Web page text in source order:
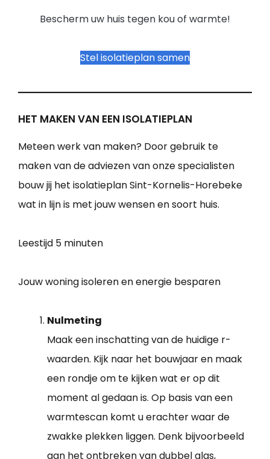
Bescherm uw huis tegen kou of warmte!
Stel isolatieplan samen
HET MAKEN VAN EEN ISOLATIEPLAN
Meteen werk van maken? Door gebruik te
maken van de adviezen van onze specialisten
bouw jij het isolatieplan Sint-Kornelis-Horebeke
wat in lijn is met jouw wensen en soort huis.
Leestijd 5 minuten
Jouw woning isoleren en energie besparen
Nulmeting
Maak een inschatting van de huidige r-
waarden. Kijk naar het bouwjaar en maak
een rondje om te kijken wat er op dit
moment al gedaan is. Op basis van een
warmtescan komt u erachter waar de
zwakke plekken liggen. Denk bijvoorbeeld
aan het ontbreken van dubbel glas,